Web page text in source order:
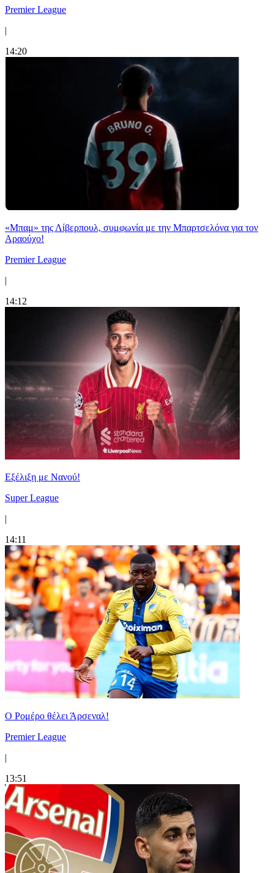
Premier League
|
14:20
«Μπαμ» της Λίβερπουλ, συμφωνία με την Μπαρτσελόνα για τον
Αραούχο!
Premier League
|
14:12
Εξέλιξη με Νανού!
Super League
|
14:11
Ο Ρομέρο θέλει Άρσεναλ!
Premier League
|
13:51